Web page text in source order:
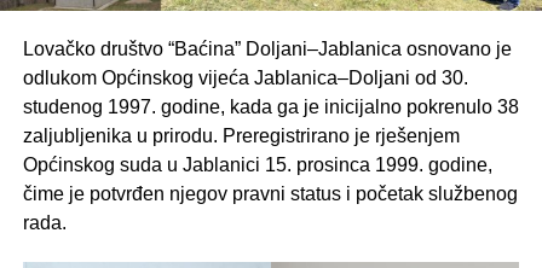
Lovačko društvo “Baćina” Doljani–Jablanica osnovano je
odlukom Općinskog vijeća Jablanica–Doljani od 30.
studenog 1997. godine, kada ga je inicijalno pokrenulo 38
zaljubljenika u prirodu. Preregistrirano je rješenjem
Općinskog suda u Jablanici 15. prosinca 1999. godine,
čime je potvrđen njegov pravni status i početak službenog
rada.